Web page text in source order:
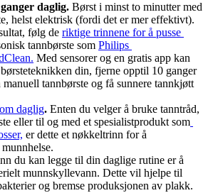
daglig. Børst i minst to minutter med
helst elektrisk (fordi det er mer effektivt).
følg de riktige trinnene for å pusse
tannbørste som Philips
Med sensorer og en gratis app kan
din, fjerne opptil 10 ganger
tannbørste og få sunnere tannkjøtt
daglig. Enten du velger å bruke tanntråd,
eller til og med et spesialistprodukt som
er dette et nøkkeltrinn for å
du kan legge til din daglige rutine er å
munnskyllevann. Dette vil hjelpe til
og bremse produksjonen av plakk.